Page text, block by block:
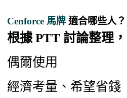
Cenforce 馬牌適合哪些人？
根據 PTT 討論整理，
偶爾使用
經濟考量、希望省錢